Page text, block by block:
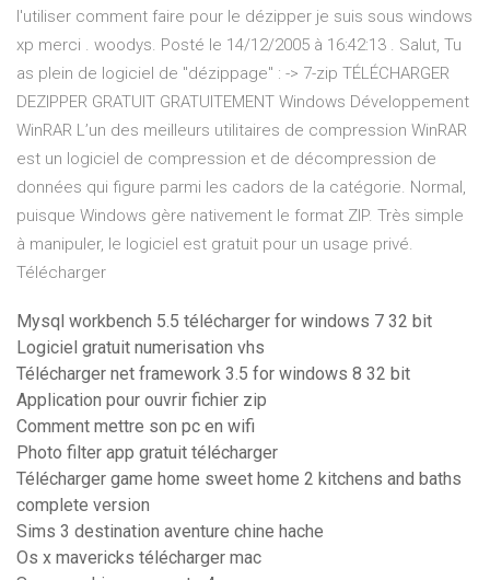
l'utiliser comment faire pour le dézipper je suis sous windows
xp merci . woodys. Posté le 14/12/2005 à 16:42:13 . Salut, Tu
as plein de logiciel de "dézippage" : -> 7-zip TÉLÉCHARGER
DEZIPPER GRATUIT GRATUITEMENT Windows Développement
WinRAR L’un des meilleurs utilitaires de compression WinRAR
est un logiciel de compression et de décompression de
données qui figure parmi les cadors de la catégorie. Normal,
puisque Windows gère nativement le format ZIP. Très simple
à manipuler, le logiciel est gratuit pour un usage privé.
Télécharger
Mysql workbench 5.5 télécharger for windows 7 32 bit
Logiciel gratuit numerisation vhs
Télécharger net framework 3.5 for windows 8 32 bit
Application pour ouvrir fichier zip
Comment mettre son pc en wifi
Photo filter app gratuit télécharger
Télécharger game home sweet home 2 kitchens and baths
complete version
Sims 3 destination aventure chine hache
Os x mavericks télécharger mac